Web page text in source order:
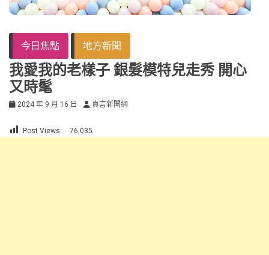
今日焦點 地方新聞
我愛我的老樣子 銀髮模特兒走秀 開心
又時髦
2024 年 9 月 16 日 真言新聞網
Post Views: 76,035